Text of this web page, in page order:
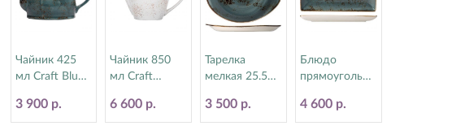
Чайник 425
мл Craft Blue
(Стилайт)
11300367
3 900 р.
Чайник 850
мл Craft
(Стилайт)
11550833
6 600 р.
Тарелка
мелкая 25.5
Steelite
(Стилайт)
3 500 р.
Блюдо
прямоугольно
Craft Blue
Steelite
4 600 р.